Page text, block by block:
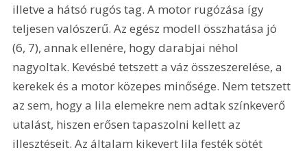
illetve a hátsó rugós tag. A motor rugózása így
teljesen valószerű. Az egész modell összhatása jó
(6, 7), annak ellenére, hogy darabjai néhol
nagyoltak. Kevésbé tetszett a váz összeszerelése, a
kerekek és a motor közepes minősége. Nem tetszett
az sem, hogy a lila elemekre nem adtak színkeverő
utalást, hiszen erősen tapaszolni kellett az
illesztéseit. Az általam kikevert lila festék sötét